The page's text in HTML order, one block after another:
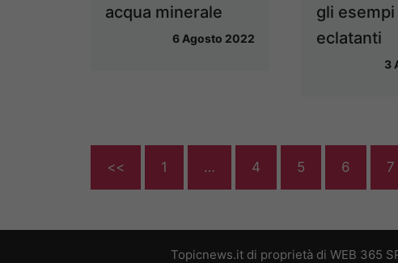
acqua minerale
6 Agosto 2022
gli esempi
eclatanti
3
<< 1 … 4 5 6 7
Topicnews.it di proprietà di WEB 365